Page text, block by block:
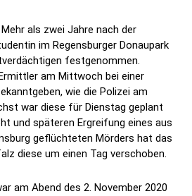
als zwei Jahre nach der
im Regensburger Donaupark
festgenommen.
am Mittwoch bei einer
wie die Polizei am
war diese für Dienstag geplant
und späteren Ergreifung eines aus
geflüchteten Mörders hat das
diese um einen Tag verschoben.
am Abend des 2. November 2020